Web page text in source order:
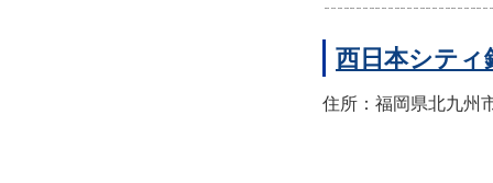
西日本シティ
住所：福岡県北九州